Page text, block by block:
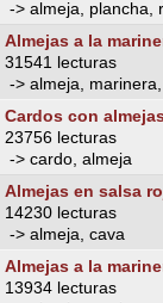
-> almeja, plancha,
Almejas a la
31541 lecturas
-> almeja,
Cardos con
23756 lecturas
-> cardo, almeja
Almejas en salsa
14230 lecturas
-> almeja, cava
Almejas a la
13934 lecturas